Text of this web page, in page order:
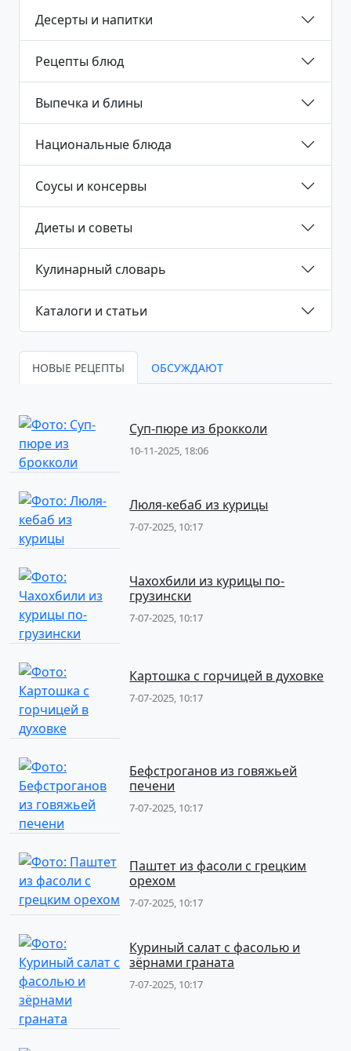
Десерты и напитки
Рецепты блюд
Выпечка и блины
Национальные блюда
Соусы и консервы
Диеты и советы
Кулинарный словарь
Каталоги и статьи
НОВЫЕ РЕЦЕПТЫ ОБСУЖДАЮТ
Суп-пюре из брокколи
10-11-2025, 18:06
Люля-кебаб из курицы
7-07-2025, 10:17
Чахохбили из курицы по-
грузински
7-07-2025, 10:17
Картошка с горчицей в духовке
7-07-2025, 10:17
Бефстроганов из говяжьей
печени
7-07-2025, 10:17
Паштет из фасоли с грецким
орехом
7-07-2025, 10:17
Куриный салат с фасолью и
зёрнами граната
7-07-2025, 10:17